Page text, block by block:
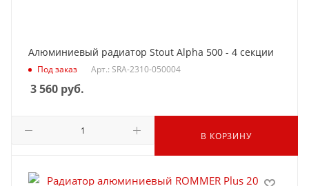
Алюминиевый радиатор Stout Alpha 500 - 4 секции
Под заказ Арт.: SRA-2310-050004
3 560 руб.
В КОРЗИНУ